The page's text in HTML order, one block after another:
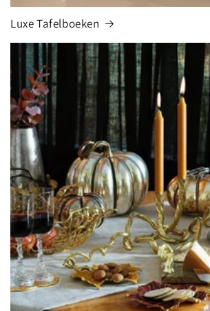
Luxe Tafelboeken